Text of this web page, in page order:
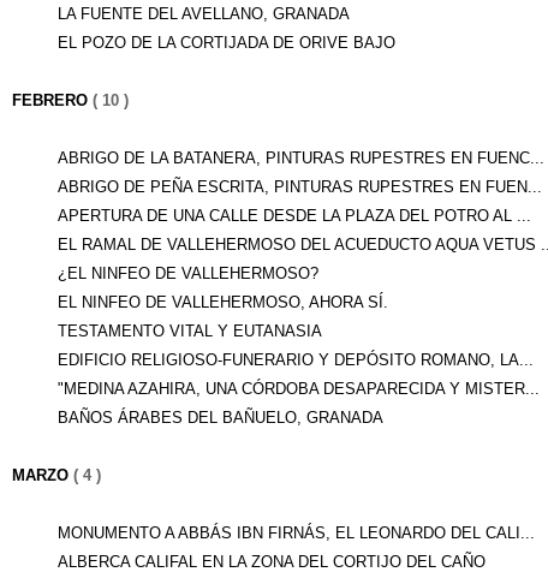
LA FUENTE DEL AVELLANO, GRANADA
EL POZO DE LA CORTIJADA DE ORIVE BAJO
FEBRERO ( 10 )
ABRIGO DE LA BATANERA, PINTURAS RUPESTRES EN FUENC...
ABRIGO DE PEÑA ESCRITA, PINTURAS RUPESTRES EN FUEN...
APERTURA DE UNA CALLE DESDE LA PLAZA DEL POTRO AL ...
EL RAMAL DE VALLEHERMOSO DEL ACUEDUCTO AQUA VETUS ...
¿EL NINFEO DE VALLEHERMOSO?
EL NINFEO DE VALLEHERMOSO, AHORA SÍ.
TESTAMENTO VITAL Y EUTANASIA
EDIFICIO RELIGIOSO-FUNERARIO Y DEPÓSITO ROMANO, LA...
"MEDINA AZAHIRA, UNA CÓRDOBA DESAPARECIDA Y MISTER...
BAÑOS ÁRABES DEL BAÑUELO, GRANADA
MARZO ( 4 )
MONUMENTO A ABBÁS IBN FIRNÁS, EL LEONARDO DEL CALI...
ALBERCA CALIFAL EN LA ZONA DEL CORTIJO DEL CAÑO